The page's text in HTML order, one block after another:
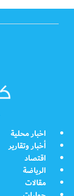
اخبار محلية
أخبار وتقارير
اقتصاد
الرياضة
مقالات